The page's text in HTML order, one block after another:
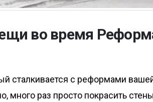
во время
сталкивается с реформами
много раз просто покрасить